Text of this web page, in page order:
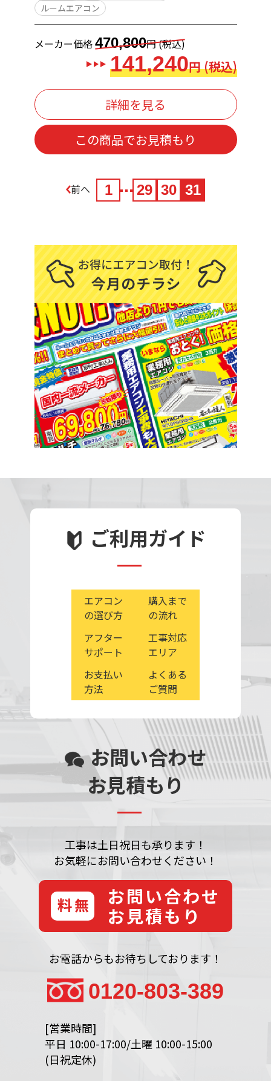
ルームエアコン
メーカー価格470,800円 (税込)
141,240円 (税込)
詳細を見る
この商品でお見積もり
前へ 1 29 30 31
ご利用ガイド
エアコン
の選び方
購入まで
の流れ
アフター
サポート
工事対応
エリア
お支払い
方法
よくある
ご質問
お問い合わせ
お見積もり
工事は土日祝日も承ります！
お気軽にお問い合わせください！
無料
お問い合わせ
お見積もり
お電話からもお待ちしております！
0120-803-389
[営業時間]
平日 10:00-17:00/土曜 10:00-15:00
(日祝定休)